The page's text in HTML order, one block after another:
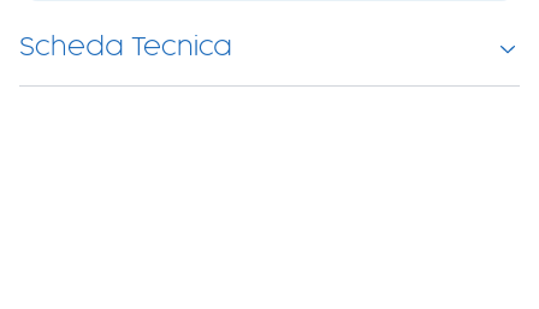
Scheda Tecnica